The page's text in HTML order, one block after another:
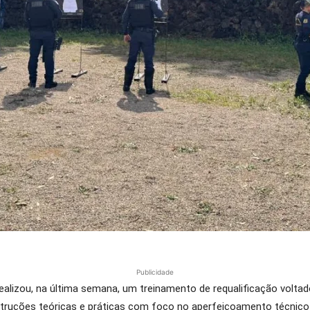
Publicidade
na última semana, um treinamento de requalificação
teóricas e práticas com foco no aperfeiçoamento técnico